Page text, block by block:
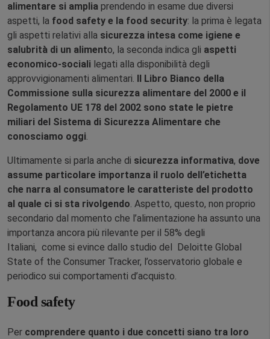
alimentare si amplia prendendo in esame due diversi
aspetti, la food safety e la food security: la prima è legata
gli aspetti relativi alla sicurezza intesa come igiene e
salubrità di un alimento, la seconda indica gli aspetti
economico-sociali legati alla disponibilità degli
approvvigionamenti alimentari.
Il Libro Bianco della
Commissione sulla sicurezza alimentare del 2000 e il
Regolamento UE 178 del 2002 sono state le pietre
miliari del Sistema di Sicurezza Alimentare che
conosciamo oggi.
Ultimamente si parla anche di sicurezza informativa, dove
assume particolare importanza il ruolo dell’etichetta
che narra al consumatore le caratteriste del prodotto
al quale ci si sta rivolgendo. Aspetto, questo, non proprio
secondario dal momento che l’alimentazione ha assunto una
importanza ancora più rilevante per il 58% degli
Italiani, come si evince dallo studio del Deloitte Global
State of the Consumer Tracker, l’osservatorio globale e
periodico sui comportamenti d’acquisto.
Food safety
Per comprendere quanto i due concetti siano tra loro